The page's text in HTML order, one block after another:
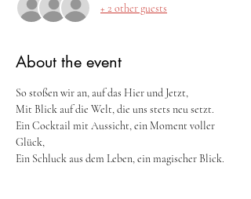
+ 2 other guests
About the event
So stoßen wir an, auf das Hier und Jetzt,
Mit Blick auf die Welt, die uns stets neu setzt.
Ein Cocktail mit Aussicht, ein Moment voller
Glück,
Ein Schluck aus dem Leben, ein magischer Blick.